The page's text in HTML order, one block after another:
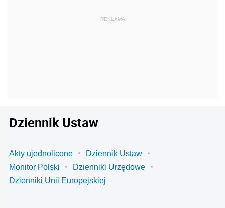
Dziennik Ustaw
Akty ujednolicone
Dziennik Ustaw
Monitor Polski
Dzienniki Urzędowe
Dzienniki Unii Europejskiej